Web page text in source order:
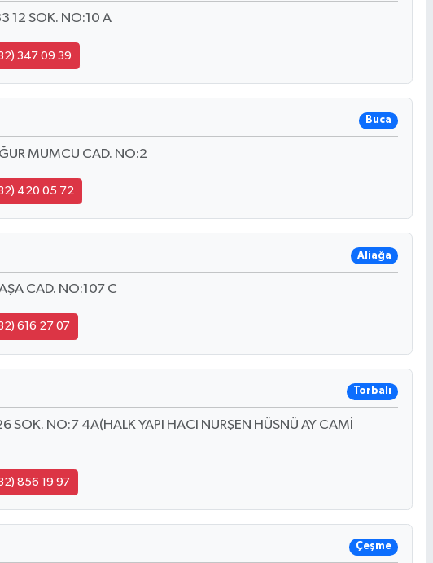
12 SOK. NO:10 A
347 09 39
Buca
MUMCU CAD. NO:2
420 05 72
Aliağa
CAD. NO:107 C
616 27 07
Torbalı
SOK. NO:7 4A(HALK YAPI HACI NURŞEN HÜSNÜ AY CAMİ
856 19 97
Çeşme